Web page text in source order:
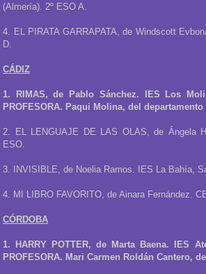
(Almería). 2º ESO A.
4. EL PIRATA GARRAPATA, de Windscott
D.
CÁDIZ
1. RIMAS, de Pablo Sánchez. IES Los
PROFESORA. Paqui Molina, del
2. EL LENGUAJE DE LAS OLAS, de Ángela
ESO.
3. INVISIBLE, de Noelia Ramos. IES La Bahía,
4. MI LIBRO FAVORITO, de Ainara Fernández.
CÓRDOBA
1. HARRY POTTER, de Marta Baena. IES
PROFESORA. Mari Carmen Roldán Cantero,